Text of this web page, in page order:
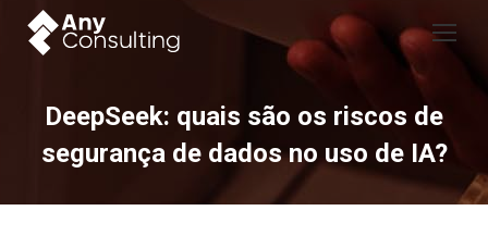
DeepSeek: quais são os riscos de
segurança de dados no uso de IA?